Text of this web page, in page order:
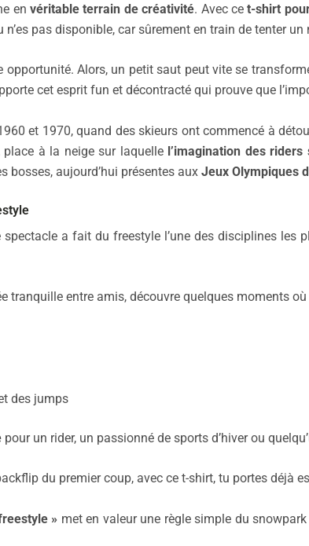
envéritable terrain de créativité. Avec cet-shirt
n’es pas disponible, car sûrement en train de tenter
opportunité. Alors, un petit saut peut vite se
cet esprit fun et décontracté qui prouve que
et 1970, quand des skieurs ont commencé à
à la neige sur laquelle l’imagination des riders
bosses, aujourd’hui présentes aux Jeux Olympiques
a fait du freestyle l’une des disciplines
tranquille entre amis, découvre quelques moments
des jumps
pour un rider, un passionné de sports d’hiver ou
du premier coup, avec ce t-shirt, tu portes déjà
» met en valeur une règle simple du